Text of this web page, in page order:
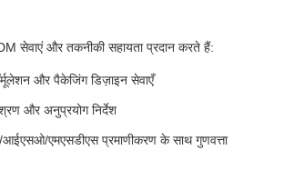
सेवाएं और तकनीकी सहायता प्रदान करते हैं:
और पैकेजिंग डिज़ाइन सेवाएँ
और अनुप्रयोग निर्देश
आईएसओ/एमएसडीएस प्रमाणीकरण के साथ गुणवत्ता